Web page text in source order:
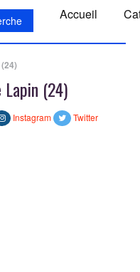
Accueil
Lapin (24)
Instagram Twitter